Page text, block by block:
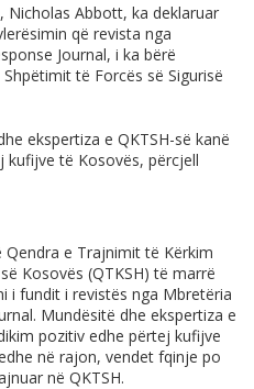
Nicholas Abbott, ka deklaruar
që revista nga
Journal, i ka bërë
të Forcës së Sigurisë
ekspertiza e QKTSH-së kanë
kufijve të Kosovës, përcjell
Qendra e Trajnimit të Kërkim
Kosovës (QTKSH) të marrë
i fundit i revistës nga Mbretëria
Mundësitë dhe ekspertiza e
pozitiv edhe përtej kufijve
në rajon, vendet fqinje po
në QKTSH.